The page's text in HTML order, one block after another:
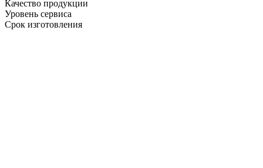
Качество продукции
Уровень сервиса
Срок изготовления